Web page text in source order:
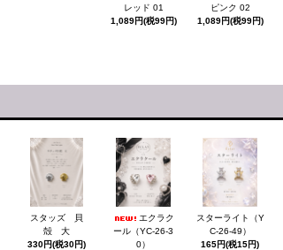
レッド 01
1,089円(税99円)
ピンク 02
1,089円(税99円)
スタッズ 貝
殻 大
330円(税30円)
エクラク
ール（YC-26-3
0）
スターライト（Y
C-26-49）
165円(税15円)